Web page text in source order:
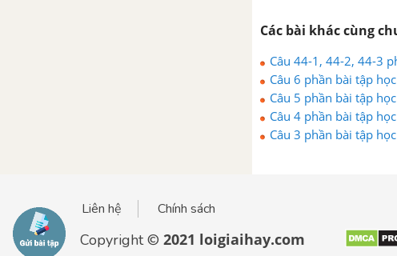
Các bài khác cùng
Câu 44-1, 44-2, 44-3
Câu 6 phần bài tập
Câu 5 phần bài tập
Câu 4 phần bài tập
Câu 3 phần bài tập
Liên hệ Chính sách
Copyright © 2021 loigiaihay.com